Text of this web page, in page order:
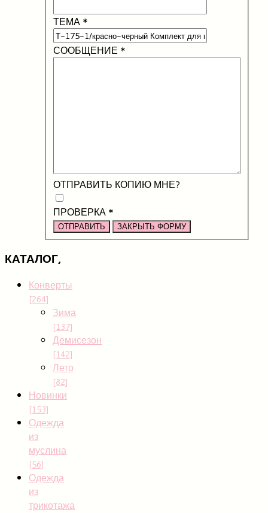
ТЕМА*
СООБЩЕНИЕ *
ОТПРАВИТЬ КОПИЮ МНЕ?
ПРОВЕРКА*
ОТПРАВИТЬ ЗАКРЫТЬ ФОРМУ
КАТАЛОГ,
Конверты
[264]
Зима
[137]
Демисезон
[142]
Лето
[82]
Новинки
[153]
Одежда
из
муслина
[56]
Одежда
из
трикотажа